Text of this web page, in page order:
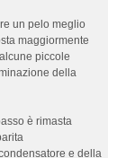
un pelo meglio
maggiormente
piccole
della
è rimasta
e della